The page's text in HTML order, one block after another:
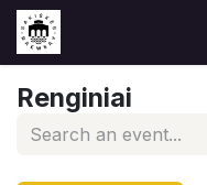
Renginiai